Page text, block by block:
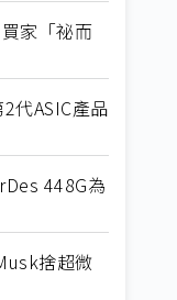
家「祕而
代ASIC產品
448G為
捨超微